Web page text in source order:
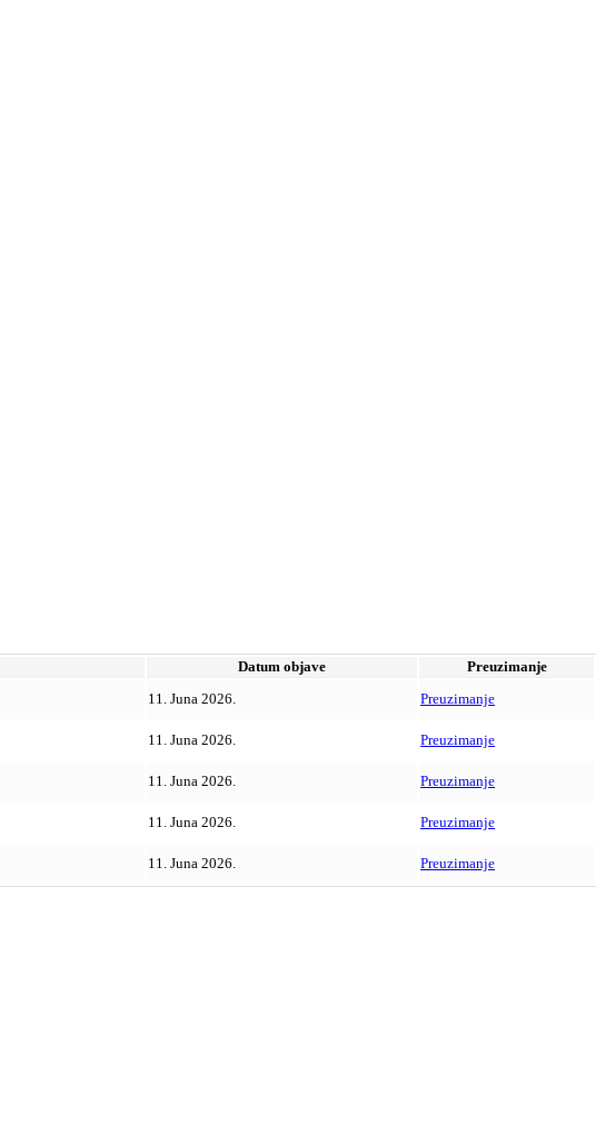
Datum objave Preuzimanje
11. Juna 2026. Preuzimanje
11. Juna 2026. Preuzimanje
11. Juna 2026. Preuzimanje
11. Juna 2026. Preuzimanje
11. Juna 2026. Preuzimanje